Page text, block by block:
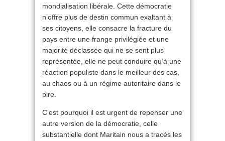
mondialisation libérale. Cette démocratie
n’offre plus de destin commun exaltant à
ses citoyens, elle consacre la fracture du
pays entre une frange privilégiée et une
majorité déclassée qui ne se sent plus
représentée, elle ne peut conduire qu’à une
réaction populiste dans le meilleur des cas,
au chaos ou à un régime autoritaire dans le
pire.
C’est pourquoi il est urgent de repenser une
autre version de la démocratie, celle
substantielle dont Maritain nous a tracés les